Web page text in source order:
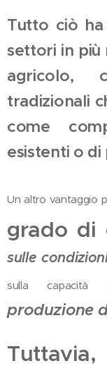
Tutto ciò
settori in più
agricolo,
tradizionali
come
esistenti o
Un altro vantaggio
grado di
sulle
sulla
produzione
Tuttavia,